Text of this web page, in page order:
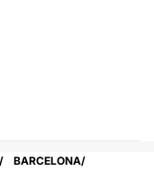
BARCELONA